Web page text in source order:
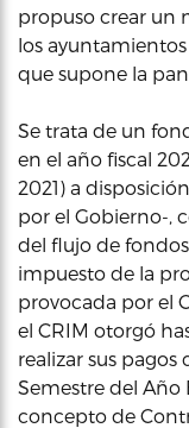
propuso crear un
los
que supone la
Se trata de un
en el año fiscal
2021) a
por el Gobierno-,
del flujo de
impuesto de la
provocada por el
el CRIM otorgó
realizar sus
Semestre del
concepto de